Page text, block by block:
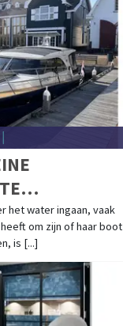
UW BOOT
het water ingaan, vaak
om zijn of haar boot
is [...]